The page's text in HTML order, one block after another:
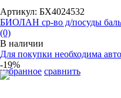
избранное сравнить
Артикул: БХ4024532
БИОЛАН ср-во д/посуды
(0)
В наличии
Для покупки необходима
-19%